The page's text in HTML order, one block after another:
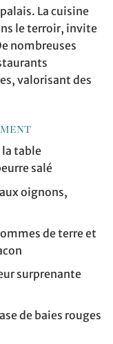
La cuisine
le terroir, invite
nombreuses
valorisant des
la table
salé
oignons,
de terre et
surprenante
de baies rouges